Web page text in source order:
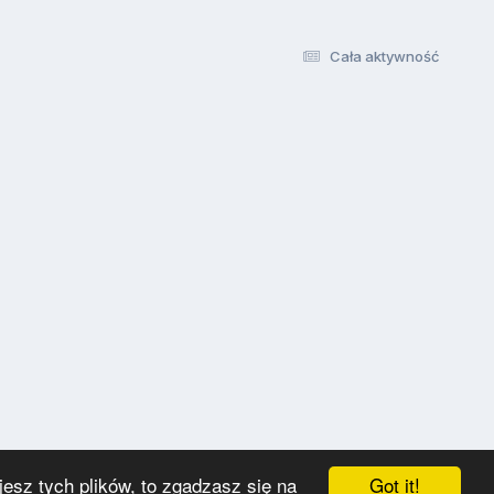
Got it!
tych plików, to zgadzasz się na
Cała aktywność